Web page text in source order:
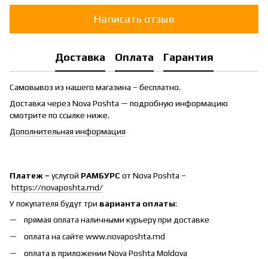
Написать отзыв
Доставка Оплата Гарантия
Самовывоз из нашего магазина – бесплатно.
Доставка через Nova Poshta — подробную информацию
смотрите по ссылке ниже.
Дополнительная информация
Платеж – услугой РАМБУРС от Nova Poshta –
https://novaposhta.md/
У покупателя будут три варианта оплаты:
прямая оплата наличными курьеру при доставке
оплата на сайте www.novaposhta.md
оплата в приложении Nova Poshta Moldova